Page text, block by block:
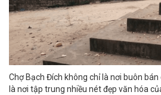
Chợ Bạch Đích không chỉ là nơi buôn
là nơi tập trung nhiều nét đẹp văn hóa